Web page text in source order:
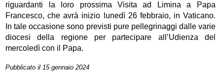
riguardanti la loro prossima Visita ad Limina a Papa
Francesco, che avrà inizio lunedì 26 febbraio, in Vaticano.
In tale occasione sono previsti pure pellegrinaggi dalle varie
diocesi della regione per partecipare all’Udienza del
mercoledì con il Papa.
Pubblicato il 15 gennaio 2024